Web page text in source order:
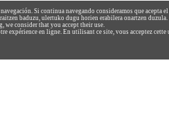
Si continua navegando consideramos que acepta
baduzu, ulertuko dugu horien erabilera onartzen duzula.
we consider that you accept their use.
expérience en ligne. En utilisant ce site, vous acceptez